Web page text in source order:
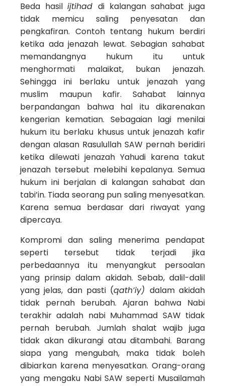
Beda hasilijtihaddi kalangan sahabat juga
tidak memicu saling penyesatan dan
pengkafiran. Contoh tentang hukum berdiri
ketika ada jenazah lewat. Sebagian sahabat
memandangnya hukum itu untuk
menghormati malaikat, bukan jenazah.
Sehingga ini berlaku untuk jenazah yang
muslim maupun kafir. Sahabat lainnya
berpandangan bahwa hal itu dikarenakan
kengerian kematian. Sebagaian lagi menilai
hukum itu berlaku khusus untuk jenazah kafir
dengan alasan Rasulullah SAW pernah beridiri
ketika dilewati jenazah Yahudi karena takut
jenazah tersebut melebihi kepalanya. Semua
hukum ini berjalan di kalangan sahabat dan
tabi’in. Tiada seorang pun saling menyesatkan.
Karena semua berdasar dari riwayat yang
dipercaya.
Kompromi dan saling menerima pendapat
seperti tersebut tidak terjadi jika
perbedaannya itu menyangkut persoalan
yang prinsip dalam akidah. Sebab, dalil-dalil
yang jelas, dan pasti (qath’iy) dalam akidah
tidak pernah berubah. Ajaran bahwa Nabi
terakhir adalah nabi Muhammad SAW tidak
pernah berubah. Jumlah shalat wajib juga
tidak akan dikurangi atau ditambahi. Barang
siapa yang mengubah, maka tidak boleh
dibiarkan karena menyesatkan. Orang-orang
yang mengaku Nabi SAW seperti Musailamah